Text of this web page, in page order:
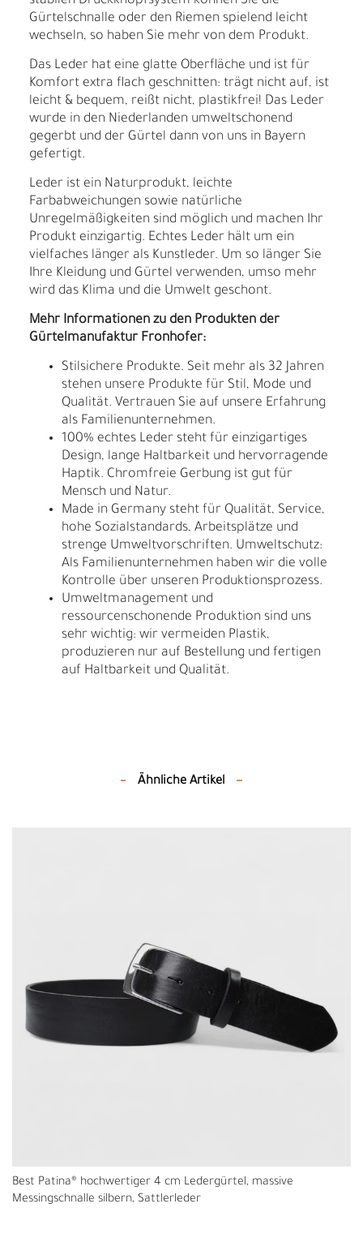
Gürtelschnalle oder den Riemen spielend leicht
wechseln, so haben Sie mehr von dem Produkt.
Das Leder hat eine glatte Oberfläche und ist für
Komfort extra flach geschnitten: trägt nicht auf, ist
leicht & bequem, reißt nicht, plastikfrei! Das Leder
wurde in den Niederlanden umweltschonend
gegerbt und der Gürtel dann von uns in Bayern
gefertigt.
Leder ist ein Naturprodukt, leichte
Farbabweichungen sowie natürliche
Unregelmäßigkeiten sind möglich und machen Ihr
Produkt einzigartig. Echtes Leder hält um ein
vielfaches länger als Kunstleder. Um so länger Sie
Ihre Kleidung und Gürtel verwenden, umso mehr
wird das Klima und die Umwelt geschont.
Mehr Informationen zu den Produkten der
Gürtelmanufaktur Fronhofer:
Stilsichere Produkte. Seit mehr als 32 Jahren
stehen unsere Produkte für Stil, Mode und
Qualität. Vertrauen Sie auf unsere Erfahrung
als Familienunternehmen.
100% echtes Leder steht für einzigartiges
Design, lange Haltbarkeit und hervorragende
Haptik. Chromfreie Gerbung ist gut für
Mensch und Natur.
Made in Germany steht für Qualität, Service,
hohe Sozialstandards, Arbeitsplätze und
strenge Umweltvorschriften. Umweltschutz:
Als Familienunternehmen haben wir die volle
Kontrolle über unseren Produktionsprozess.
Umweltmanagement und
ressourcenschonende Produktion sind uns
sehr wichtig: wir vermeiden Plastik,
produzieren nur auf Bestellung und fertigen
auf Haltbarkeit und Qualität.
Ähnliche Artikel
Best Patina® hochwertiger 4 cm Ledergürtel, massive
Messingschnalle silbern, Sattlerleder